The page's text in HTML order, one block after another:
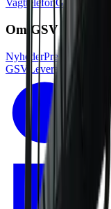
VagttelefonGSV
Om GSV
NyhederPresse
GSV
Leverandørlogin